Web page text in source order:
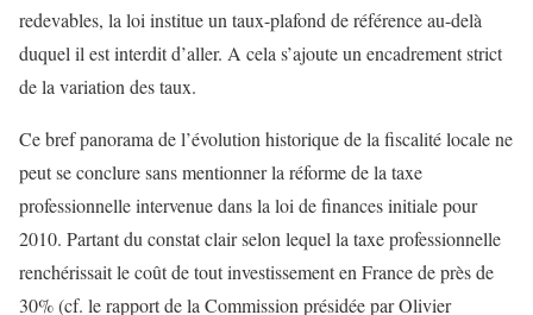
redevables, la loi institue un taux-plafond de référence au-delà
duquel il est interdit d’aller. A cela s’ajoute un encadrement strict
de la variation des taux.
Ce bref panorama de l’évolution historique de la fiscalité locale ne
peut se conclure sans mentionner la réforme de la taxe
professionnelle intervenue dans la loi de finances initiale pour
2010. Partant du constat clair selon lequel la taxe professionnelle
renchérissait le coût de tout investissement en France de près de
30% (cf. le rapport de la Commission présidée par Olivier